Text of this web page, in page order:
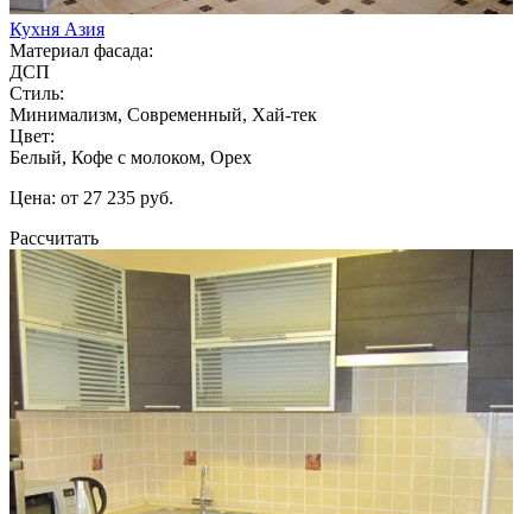
Кухня Азия
Материал фасада:
ДСП
Стиль:
Минимализм, Современный, Хай-тек
Цвет:
Белый, Кофе с молоком, Орех
Цена: от 27 235 руб.
Рассчитать